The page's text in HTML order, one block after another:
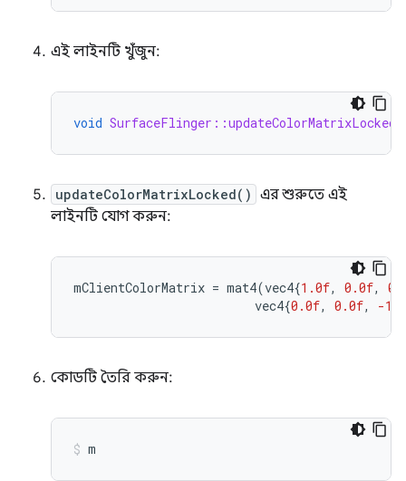
এই লাইনটি খুঁজুন:
void SurfaceFlinger::updateColorMatrixLocked
updateColorMatrixLocked() এর শুরুতে এই
লাইনটি যোগ করুন:
mClientColorMatrix = mat4(vec4{1.0f, 0.0f,
vec4{0.0f, 0.0f, -
কোডটি তৈরি করুন:
m